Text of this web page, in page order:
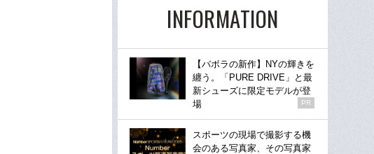
INFORMATION
【バボラの新作】NYの輝きを
纏う。「PURE DRIVE」と最
新シューズに限定モデルが登
場
PR
スポーツの現場で撮影する機
会のある写真家、その写真家